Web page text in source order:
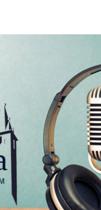
uma
Rádio Sintonia